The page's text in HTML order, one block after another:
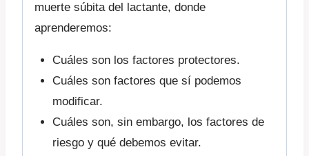
muerte súbita del lactante, donde
aprenderemos:
Cuáles son los factores protectores.
Cuáles son factores que sí podemos
modificar.
Cuáles son, sin embargo, los factores de
riesgo y qué debemos evitar.